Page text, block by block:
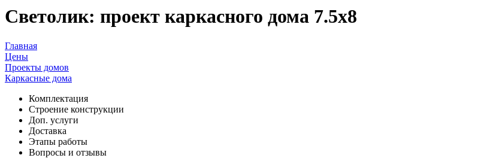
Светолик: проект каркасного дома 7.5х8
Главная
Цены
Проекты домов
Каркасные дома
Комплектация
Cтроение конструкции
Доп. услуги
Доставка
Этапы работы
Вопросы и отзывы